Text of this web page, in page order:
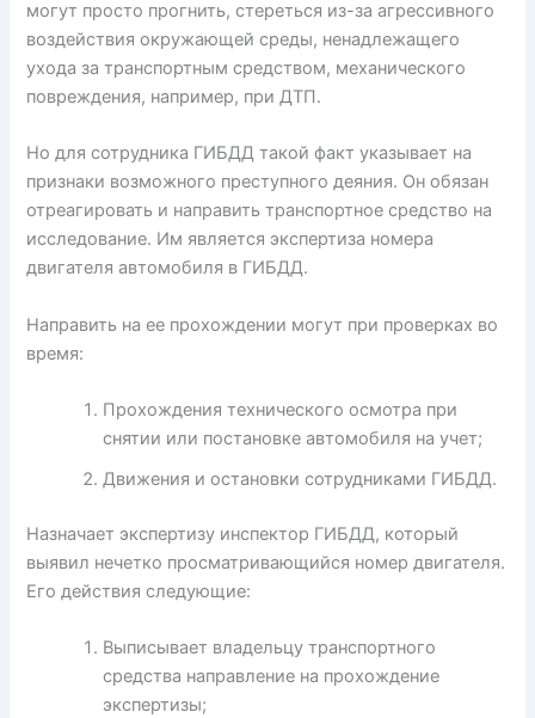
могут просто прогнить, стереться из-за агрессивного
воздействия окружающей среды, ненадлежащего
ухода за транспортным средством, механического
повреждения, например, при ДТП.
Но для сотрудника ГИБДД такой факт указывает на
признаки возможного преступного деяния. Он обязан
отреагировать и направить транспортное средство на
исследование. Им является экспертиза номера
двигателя автомобиля в ГИБДД.
Направить на ее прохождении могут при проверках во
время:
Прохождения технического осмотра при
снятии или постановке автомобиля на учет;
Движения и остановки сотрудниками ГИБДД.
Назначает экспертизу инспектор ГИБДД, который
выявил нечетко просматривающийся номер двигателя.
Его действия следующие:
Выписывает владельцу транспортного
средства направление на прохождение
экспертизы;